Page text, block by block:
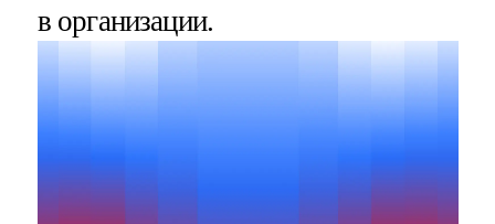
в организации.